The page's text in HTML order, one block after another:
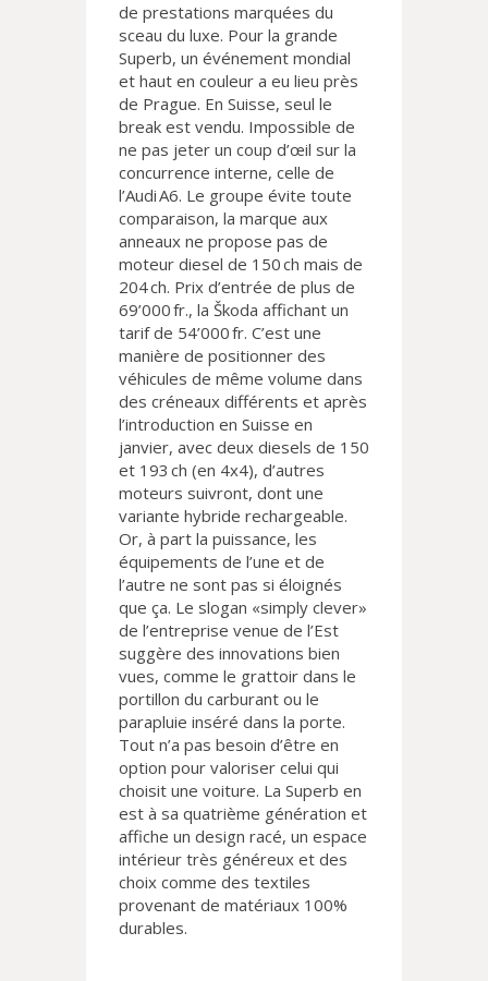
de prestations marquées du
sceau du luxe. Pour la grande
Superb, un événement mondial
et haut en couleur a eu lieu près
de Prague. En Suisse, seul le
break est vendu. Impossible de
ne pas jeter un coup d’œil sur la
concurrence interne, celle de
l’Audi A6. Le groupe évite toute
comparaison, la marque aux
anneaux ne propose pas de
moteur diesel de 150 ch mais de
204 ch. Prix d’entrée de plus de
69’000 fr., la Škoda affichant un
tarif de 54’000 fr. C’est une
manière de positionner des
véhicules de même volume dans
des créneaux différents et après
l’introduction en Suisse en
janvier, avec deux diesels de 150
et 193 ch (en 4x4), d’autres
moteurs suivront, dont une
variante hybride rechargeable.
Or, à part la puissance, les
équipements de l’une et de
l’autre ne sont pas si éloignés
que ça. Le slogan «simply clever»
de l’entreprise venue de l’Est
suggère des innovations bien
vues, comme le grattoir dans le
portillon du carburant ou le
parapluie inséré dans la porte.
Tout n’a pas besoin d’être en
option pour valoriser celui qui
choisit une voiture. La Superb en
est à sa quatrième génération et
affiche un design racé, un espace
intérieur très généreux et des
choix comme des textiles
provenant de matériaux 100%
durables.